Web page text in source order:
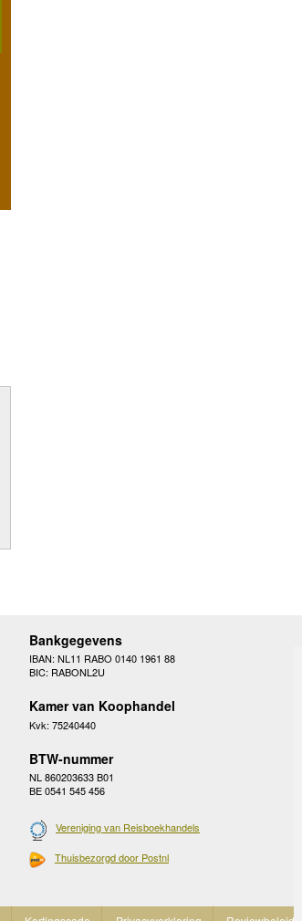
Bankgegevens
IBAN: NL11 RABO 0140 1961 88
BIC: RABONL2U
Kamer van Koophandel
Kvk: 75240440
BTW-nummer
NL 860203633 B01
BE 0541 545 456
Vereniging van Reisboekhandels
Thuisbezorgd door Postnl